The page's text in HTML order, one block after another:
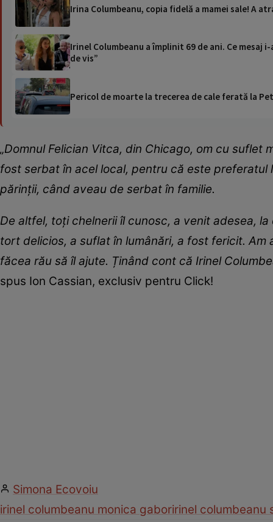
Irina Columbeanu, copia fidelă a mamei sale! A
Irinel Columbeanu a împlinit 69 de ani. Ce
de vis”
Pericol de moarte la trecerea de cale ferată la
„Domnul Felician Vitca, din Chicago, om cu
fost serbat în acel local, pentru că este
părinții, când aveau de serbat în familie.
De altfel, toți chelnerii îl cunosc, a venit adesea,
tort delicios, a suflat în lumânări, a fost fericit. Am
făcea rău să îl ajute. Ținând cont că Irinel
spus Ion Cassian, exclusiv pentru Click!
Simona Ecovoiu
irinel columbeanu monica gaboririnel columbeanu